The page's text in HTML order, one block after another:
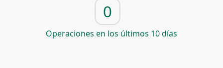
0
Operaciones en los últimos 10 días